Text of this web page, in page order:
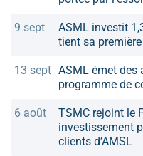
9 sept
ASML investit
tient sa
13 sept ASML émet des
programme de
6 août
TSMC rejoint le
investissement
clients d’AMSL